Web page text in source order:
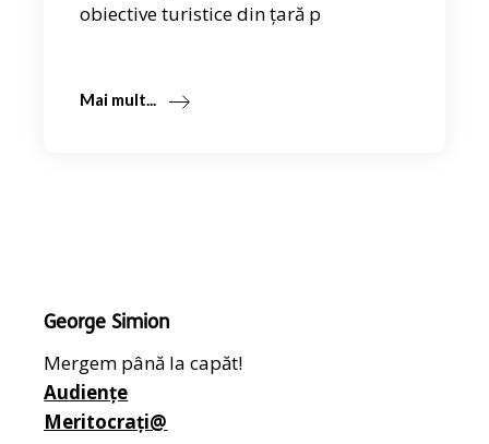
obiective turistice din țară p
Mai mult...
George Simion
Mergem până la capăt!
Audiențe
Meritocrați@